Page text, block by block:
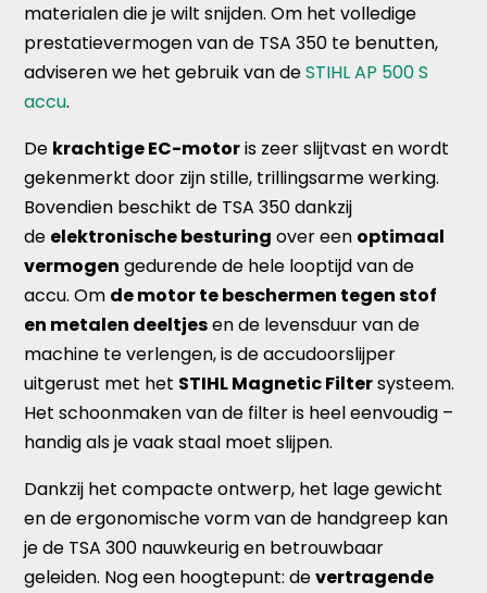
materialen die je wilt snijden. Om het volledige
prestatievermogen van de TSA 350 te benutten,
adviseren we het gebruik van deSTIHL AP 500 S
accu.
De krachtige EC-motoris zeer slijtvast en wordt
gekenmerkt door zijn stille, trillingsarme werking.
Bovendien beschikt de TSA 350 dankzij
de elektronische besturing over een optimaal
vermogen gedurende de hele looptijd van de
accu. Om de motor te beschermen tegen stof
en metalen deeltjesen de levensduur van de
machine te verlengen, is de accudoorslijper
uitgerust met het STIHL Magnetic Filtersysteem.
Het schoonmaken van de filter is heel eenvoudig –
handig als je vaak staal moet slijpen.
Dankzij het compacte ontwerp, het lage gewicht
en de ergonomische vorm van de handgreep kan
je de TSA 300 nauwkeurig en betrouwbaar
geleiden. Nog een hoogtepunt: devertragende